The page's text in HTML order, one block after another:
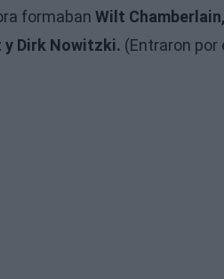
formaban Wilt
y Dirk Nowitzki. (Entraron por